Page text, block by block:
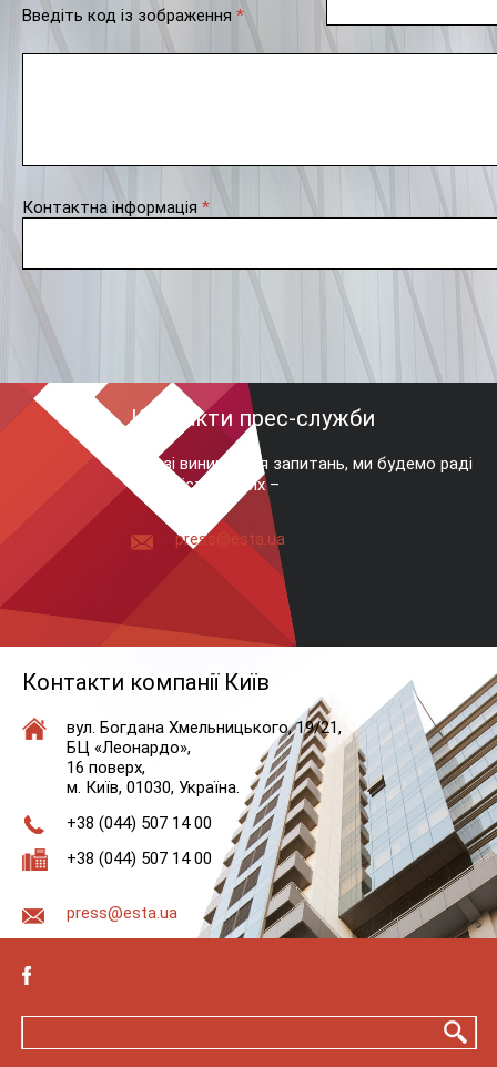
Введіть код із зображення *
Контактна інформація *
Контакти прес-служби
У разі виникнення запитань, ми будемо раді
відповісти на них –
press@esta.ua
Контакти компанії Київ
вул. Богдана Хмельницького, 19/21,
БЦ «Леонардо»,
16 поверх,
м. Київ, 01030, Україна.
+38 (044) 507 14 00
+38 (044) 507 14 00
press@esta.ua